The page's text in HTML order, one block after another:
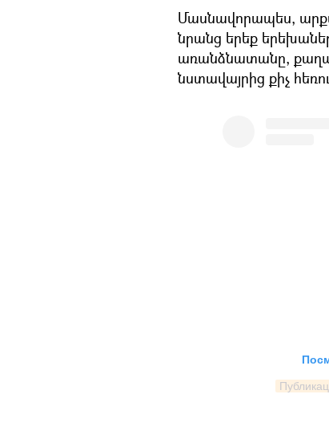
Մասնավորապես,
նրանց երեք
առանձնատանը,
նստավայրից քիչ